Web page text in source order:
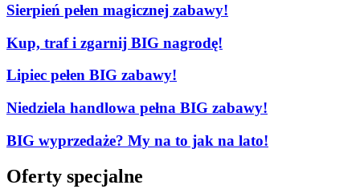
Sierpień pełen magicznej zabawy!
Kup, traf i zgarnij BIG nagrodę!
Lipiec pełen BIG zabawy!
Niedziela handlowa pełna BIG zabawy!
BIG wyprzedaże? My na to jak na lato!
Oferty specjalne